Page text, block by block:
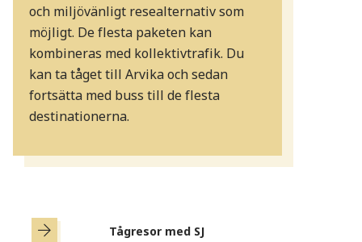
och miljövänligt resealternativ som
möjligt. De flesta paketen kan
kombineras med kollektivtrafik. Du
kan ta tåget till Arvika och sedan
fortsätta med buss till de flesta
destinationerna.
Tågresor med SJ